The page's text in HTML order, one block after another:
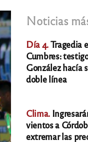
Noticias
Día 4.Tragedia
Cumbres:
González hacía
doble línea
Clima.
vientos a
extremar las